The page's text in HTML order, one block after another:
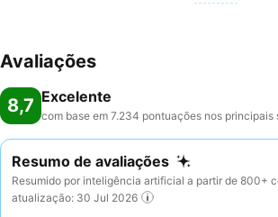
Avaliações
8,7 Excelente
com base em 7.234 pontuações nos principais
Resumo de avaliações
Resumido por inteligência artificial a partir de 800+
atualização: 30 Jul 2026